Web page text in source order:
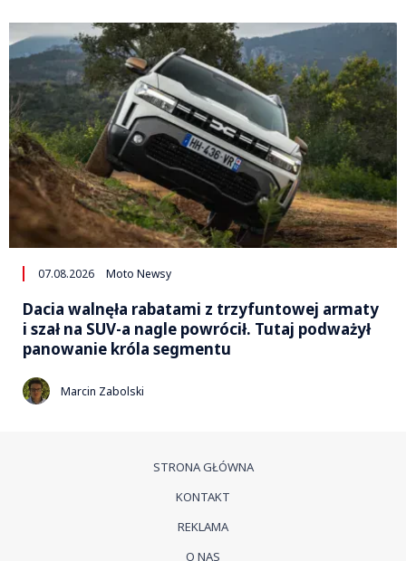
07.08.2026 Moto Newsy
Dacia walnęła rabatami z trzyfuntowej armaty
i szał na SUV-a nagle powrócił. Tutaj podważył
panowanie króla segmentu
Marcin Zabolski
STRONA GŁÓWNA
KONTAKT
REKLAMA
O NAS